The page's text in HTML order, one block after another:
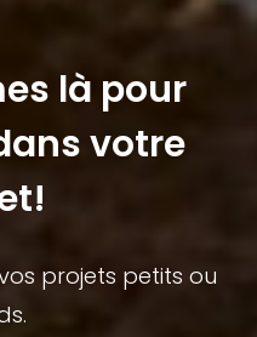
là pour
votre
projets petits ou